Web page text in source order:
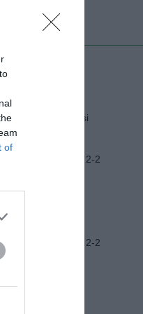
of
Osasuna
Franco Baresi
Benevento 2-2
Benevento 2-2
Latina